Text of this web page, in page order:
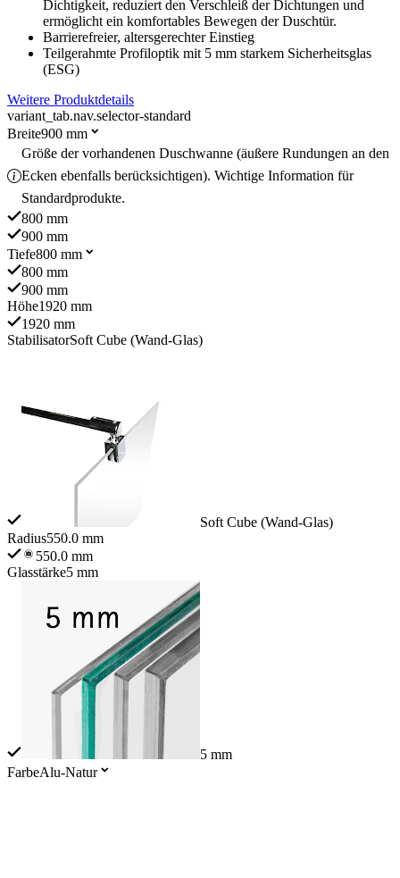
Dichtigkeit, reduziert den Verschleiß der Dichtungen und
ermöglicht ein komfortables Bewegen der Duschtür.
Barrierefreier, altersgerechter Einstieg
Teilgerahmte Profiloptik mit 5 mm starkem Sicherheitsglas
(ESG)
Weitere Produktdetails
variant_tab.nav.selector-standard
Breite900 mm
Größe der vorhandenen Duschwanne (äußere Rundungen an den
Ecken ebenfalls berücksichtigen). Wichtige Information für
Standardprodukte.
800 mm
900 mm
Tiefe800 mm
800 mm
900 mm
Höhe1920 mm
1920 mm
StabilisatorSoft Cube (Wand-Glas)
Soft Cube (Wand-Glas)
Radius550.0 mm
550.0 mm
Glasstärke5 mm
5 mm
FarbeAlu-Natur